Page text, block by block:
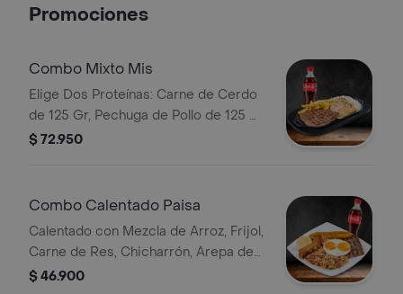
Promociones
Combo Mixto Mis
Elige Dos Proteínas: Carne de Cerdo
de 125 Gr, Pechuga de Pollo de 125 Gr
o Carne de Res de 125 Gr,
$ 72.950
Combo Calentado Paisa
Calentado con Mezcla de Arroz, Frijol,
Carne de Res, Chicharrón, Arepa de
Pincho, Tajada de Plátano y Huevo
$ 46.900